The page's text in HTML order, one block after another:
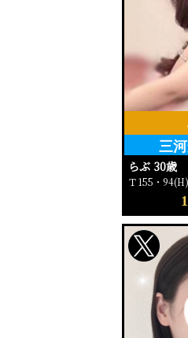
三
らぶ 30歳
Ｔ155・